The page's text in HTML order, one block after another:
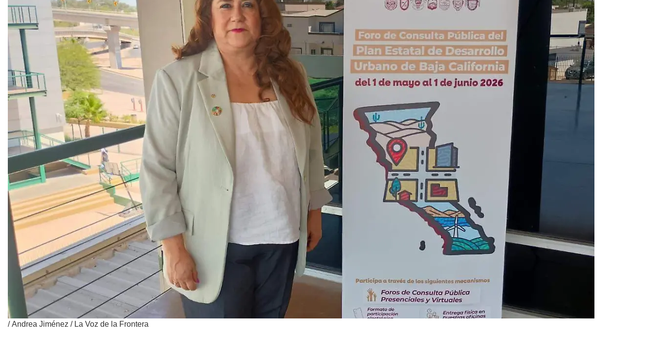
/Andrea Jiménez / La Voz de la Frontera